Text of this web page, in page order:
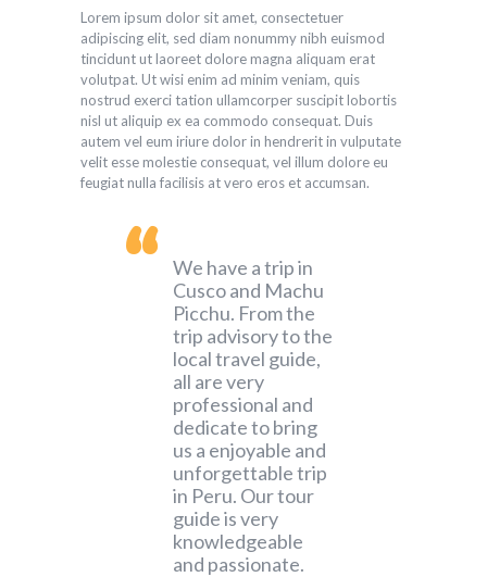
Lorem ipsum dolor sit amet, consectetuer
adipiscing elit, sed diam nonummy nibh euismod
tincidunt ut laoreet dolore magna aliquam erat
volutpat. Ut wisi enim ad minim veniam, quis
nostrud exerci tation ullamcorper suscipit lobortis
nisl ut aliquip ex ea commodo consequat. Duis
autem vel eum iriure dolor in hendrerit in vulputate
velit esse molestie consequat, vel illum dolore eu
feugiat nulla facilisis at vero eros et accumsan.
We have a trip in
Cusco and Machu
Picchu. From the
trip advisory to the
local travel guide,
all are very
professional and
dedicate to bring
us a enjoyable and
unforgettable trip
in Peru. Our tour
guide is very
knowledgeable
and passionate.